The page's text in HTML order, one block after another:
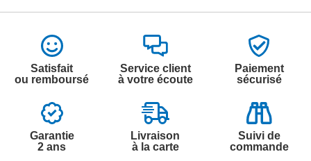
Satisfait
ou remboursé
Service client
à votre écoute
Paiement
sécurisé
Garantie
2 ans
Livraison
à la carte
Suivi de
commande